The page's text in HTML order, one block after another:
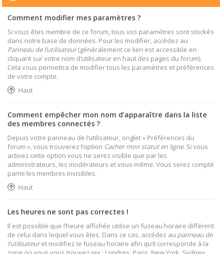
Comment modifier mes paramètres ?
Si vous êtes membre de ce forum, tous vos paramètres sont stockés
dans notre base de données. Pour les modifier, accédez au
Panneau de l’utilisateur(généralement ce lien est accessible en
cliquant sur votre nom d’utilisateur en haut des pages du forum).
Cela vous permettra de modifier tous les paramètres et préférences
de votre compte.
Haut
Comment empêcher mon nom d’apparaître dans la liste
des membres connectés ?
Depuis votre panneau de l’utilisateur, onglet « Préférences du
forum », vous trouverez l’option Cacher mon statut en ligne. Si vous
activez cette option vous ne serez visible que par les
administrateurs, les modérateurs et vous-même. Vous serez compté
parmi les membres invisibles.
Haut
Les heures ne sont pas correctes !
Il est possible que l’heure affichée utilise un fuseau horaire différent
de celui dans lequel vous êtes. Dans ce cas, accédez au panneau de
l’utilisateuret modifiez le fuseau horaire afin qu’il corresponde à la